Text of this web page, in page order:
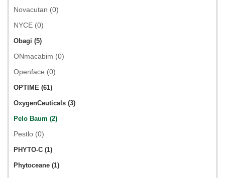
Novacutan (0)
NYCE (0)
Obagi (5)
ONmacabim (0)
Openface (0)
OPTIME (61)
OxygenCeuticals (3)
Pelo Baum (2)
Pestlo (0)
PHYTO-C (1)
Phytoceane (1)